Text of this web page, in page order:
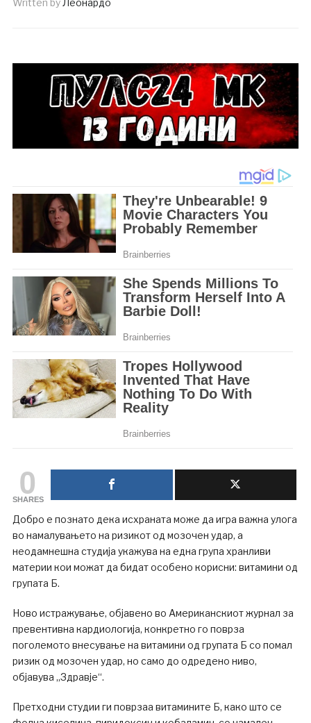
0
SHARES
Добро е познато дека исхраната може да игра важна улога
во намалувањето на ризикот од мозочен удар, а
неодамнешна студија укажува на една група хранливи
материи кои можат да бидат особено корисни: витамини од
групата Б.
Ново истражување, објавено во Американскиот журнал за
превентивна кардиологија, конкретно го поврза
поголемото внесување на витамини од групата Б со помал
ризик од мозочен удар, но само до одредено ниво,
објавува „Здравје“.
Претходни студии ги поврзаа витамините Б, како што се